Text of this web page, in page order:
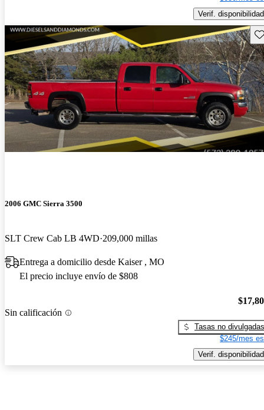
Verif. disponibilidad
2006 GMC Sierra 3500
SLT Crew Cab LB 4WD 209,000 millas
Entrega a domicilio desde Kaiser , MO
El precio incluye envío de $808
Sin calificación
Tasas no divulgadas
$245/mes
Verif. disponibilidad